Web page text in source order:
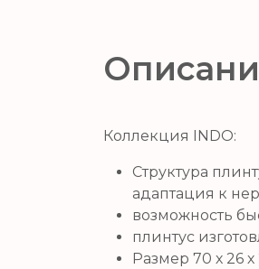
Коллекция INDO:
Структура
адаптация к
возможность
плинтус
Размер 70 х 26